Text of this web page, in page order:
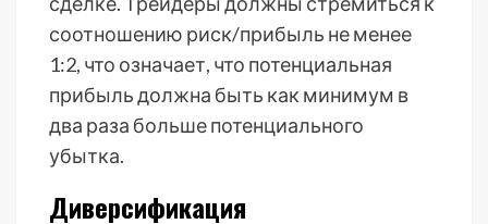
соотношению риск/прибыль не менее
1:2, что означает, что потенциальная
прибыль должна быть как минимум в
два раза больше потенциального
убытка.
Диверсификация